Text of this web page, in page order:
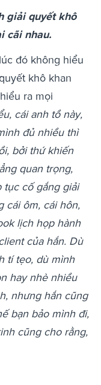
giải quyết khô
cãi nhau.
đó không hiểu
khô khan
ra mọi
cái anh tồ này,
đủ nhiều thì
bởi thứ khiến
quan trọng,
tục cố gắng giải
cái ôm, cái hôn,
lịch họp hành
của hắn. Dù
tí tẹo, dù mình
hay nhè nhiều
nhưng hắn cũng
bạn bảo mình đi,
cũng cho rằng,